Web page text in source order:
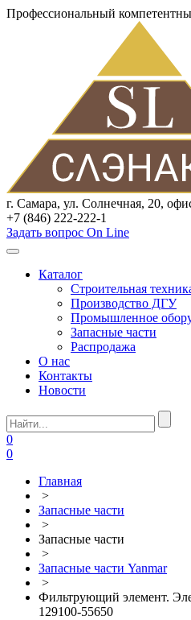
Профессиональный
г. Самара, ул. Солнечная, 20,
+7 (846) 222-222-1
Задать вопрос On Line
Каталог
Строительная
Производство ДГУ
Промышленное
Запасные части
Распродажа
О нас
Контакты
Новости
0
0
Главная
>
Запасные части
>
Запасные части
>
Запасные части Yanmar
>
Фильтрующий элемент.
129100-55650